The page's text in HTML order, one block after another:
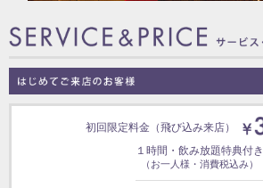
初回限定料金 （飛び込み来店）
１時間・飲み放題特典付き
（お一人様・消費税込み）